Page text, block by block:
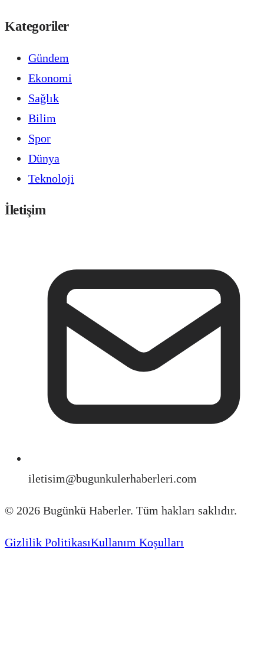
Kategoriler
Gündem
Ekonomi
Sağlık
Bilim
Spor
Dünya
Teknoloji
İletişim
iletisim@bugunkulerhaberleri.com
© 2026 Bugünkü Haberler. Tüm hakları saklıdır.
Gizlilik PolitikasıKullanım Koşulları